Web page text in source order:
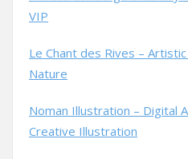
VIP
Le Chant des Rives –
Nature
Noman Illustration – Digital
Creative Illustration